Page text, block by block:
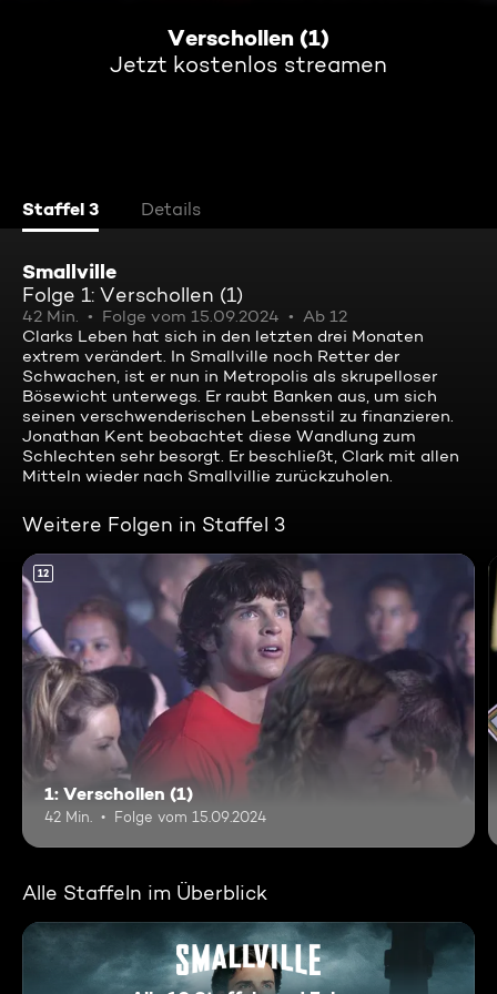
Verschollen (1)
Jetzt kostenlos streamen
Staffel 3 Details
Smallville
Folge 1: Verschollen (1)
42 Min. Folge vom 15.09.2024
Ab 12
Clarks Leben hat sich in den letzten drei Monaten
extrem verändert. In Smallville noch Retter der
Schwachen, ist er nun in Metropolis als skrupelloser
Bösewicht unterwegs. Er raubt Banken aus, um sich
seinen verschwenderischen Lebensstil zu finanzieren.
Jonathan Kent beobachtet diese Wandlung zum
Schlechten sehr besorgt. Er beschließt, Clark mit allen
Mitteln wieder nach Smallvillie zurückzuholen.
Weitere Folgen in Staffel 3
12
1: Verschollen (1)
42 Min. Folge vom 15.09.2024
Alle Staffeln im Überblick